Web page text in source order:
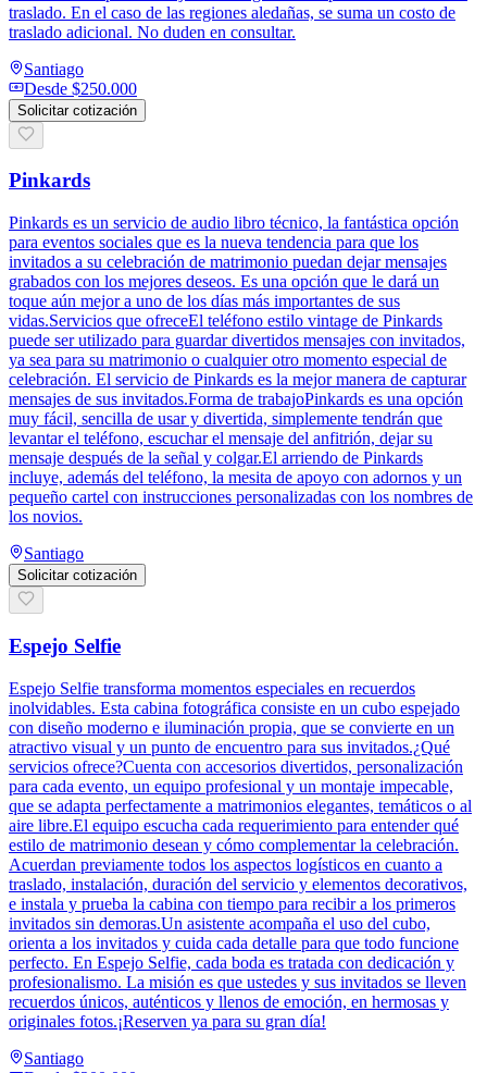
traslado. En el caso de las regiones aledañas, se suma un costo de
traslado adicional. No duden en consultar.
Santiago
Desde $250.000
Solicitar cotización
Pinkards
Pinkards es un servicio de audio libro técnico, la fantástica opción
para eventos sociales que es la nueva tendencia para que los
invitados a su celebración de matrimonio puedan dejar mensajes
grabados con los mejores deseos. Es una opción que le dará un
toque aún mejor a uno de los días más importantes de sus
vidas.Servicios que ofreceEl teléfono estilo vintage de Pinkards
puede ser utilizado para guardar divertidos mensajes con invitados,
ya sea para su matrimonio o cualquier otro momento especial de
celebración. El servicio de Pinkards es la mejor manera de capturar
mensajes de sus invitados.Forma de trabajoPinkards es una opción
muy fácil, sencilla de usar y divertida, simplemente tendrán que
levantar el teléfono, escuchar el mensaje del anfitrión, dejar su
mensaje después de la señal y colgar.El arriendo de Pinkards
incluye, además del teléfono, la mesita de apoyo con adornos y un
pequeño cartel con instrucciones personalizadas con los nombres de
los novios.
Santiago
Solicitar cotización
Espejo Selfie
Espejo Selfie transforma momentos especiales en recuerdos
inolvidables. Esta cabina fotográfica consiste en un cubo espejado
con diseño moderno e iluminación propia, que se convierte en un
atractivo visual y un punto de encuentro para sus invitados.¿Qué
servicios ofrece?Cuenta con accesorios divertidos, personalización
para cada evento, un equipo profesional y un montaje impecable,
que se adapta perfectamente a matrimonios elegantes, temáticos o al
aire libre.El equipo escucha cada requerimiento para entender qué
estilo de matrimonio desean y cómo complementar la celebración.
Acuerdan previamente todos los aspectos logísticos en cuanto a
traslado, instalación, duración del servicio y elementos decorativos,
e instala y prueba la cabina con tiempo para recibir a los primeros
invitados sin demoras.Un asistente acompaña el uso del cubo,
orienta a los invitados y cuida cada detalle para que todo funcione
perfecto. En Espejo Selfie, cada boda es tratada con dedicación y
profesionalismo. La misión es que ustedes y sus invitados se lleven
recuerdos únicos, auténticos y llenos de emoción, en hermosas y
originales fotos.¡Reserven ya para su gran día!
Santiago